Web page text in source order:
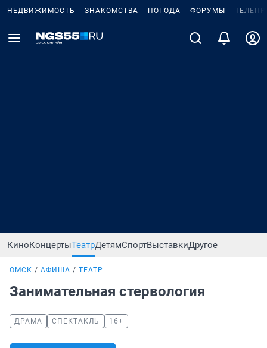
НЕДВИЖИМОСТЬ ЗНАКОМСТВА ПОГОДА ФОРУМЫ
КиноКонцертыТеатрДетямСпортВыставкиДругое
ОМСК АФИША ТЕАТР
Занимательная стервология
ДРАМА СПЕКТАКЛЬ 16+